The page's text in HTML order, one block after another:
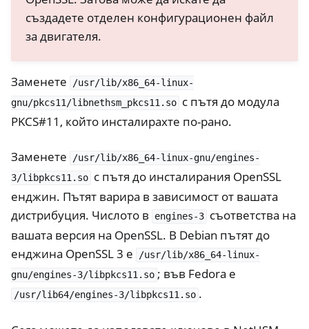
създадете отделен конфигурационен файл
за двигателя.
Заменете
/usr/lib/x86_64-linux-
gnu/pkcs11/libnethsm_pkcs11.so с пътя до модула
PKCS#11, който инсталирахте по-рано.
Заменете
/usr/lib/x86_64-linux-gnu/engines-
3/libpkcs11.so с пътя до инсталирания OpenSSL
енджин. Пътят варира в зависимост от вашата
дистрибуция. Числото в
engines-3 съответства на
вашата версия на OpenSSL. В Debian пътят до
енджина OpenSSL 3 е
/usr/lib/x86_64-linux-
gnu/engines-3/libpkcs11.so ; във Fedora е
/usr/lib64/engines-3/libpkcs11.so .